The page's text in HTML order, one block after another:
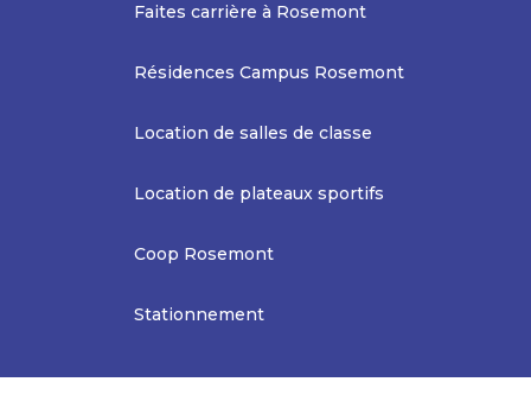
Faites carrière à Rosemont
Résidences Campus Rosemont
Location de salles de classe
Location de plateaux sportifs
Coop Rosemont
Stationnement